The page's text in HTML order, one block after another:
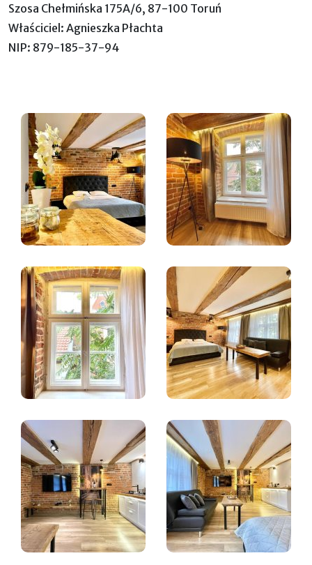
Szosa Chełmińska 175A/6, 87-100 Toruń
Właściciel: Agnieszka Płachta
NIP: 879-185-37-94